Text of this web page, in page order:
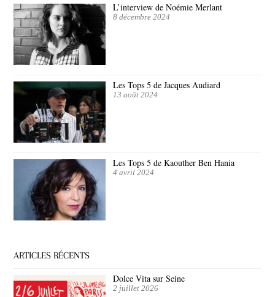
L’interview de Noémie Merlant
8 décembre 2024
Les Tops 5 de Jacques Audiard
13 août 2024
Les Tops 5 de Kaouther Ben Hania
4 avril 2024
ARTICLES RÉCENTS
Dolce Vita sur Seine
2 juillet 2026